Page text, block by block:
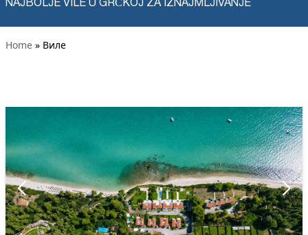
NAJBOLJE VILE U GRČKOJ ZA IZNAJMLJIVANJE
Home » Виле